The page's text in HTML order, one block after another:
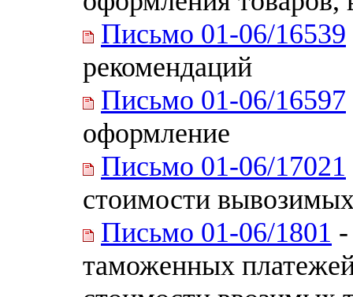
Письмо 01-06/16539
рекомендаций
Письмо 01-06/16597
оформление
Письмо 01-06/17021
стоимости
Письмо 01-06/1801
таможенных